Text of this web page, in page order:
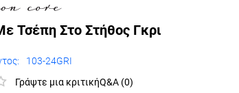
Τσέπη Στο Στήθος Γκρι
103-24GRI
Γράψτε μια κριτικήQ&A (0)